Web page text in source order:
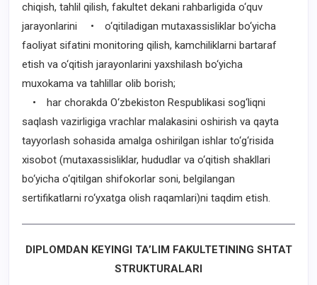
chiqish, tahlil qilish, fakultet dekani rahbarligida o‘quv
jarayonlarini • o‘qitiladigan mutaxassisliklar bo‘yicha
faoliyat sifatini monitoring qilish, kamchiliklarni bartaraf
etish va o‘qitish jarayonlarini yaxshilash bo‘yicha
muxokama va tahlillar olib borish;
• har chorakda O‘zbekiston Respublikasi sog‘liqni
saqlash vazirligiga vrachlar malakasini oshirish va qayta
tayyorlash sohasida amalga oshirilgan ishlar to‘g‘risida
xisobot (mutaxassisliklar, hududlar va o‘qitish shakllari
bo‘yicha o‘qitilgan shifokorlar soni, belgilangan
sertifikatlarni ro‘yxatga olish raqamlari)ni taqdim etish.
DIPLOMDAN KEYINGI TA’LIM FAKULTETINING SHTAT
STRUKTURALARI